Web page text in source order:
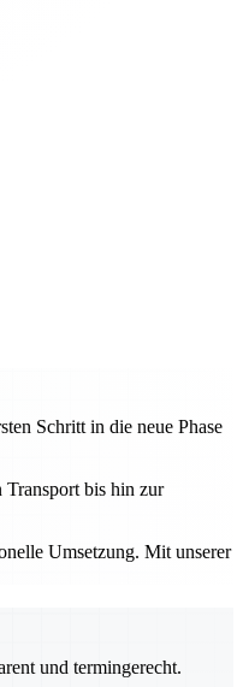
Schritt in die neue Phase
Transport bis hin zur
Umsetzung. Mit unserer
und termingerecht.